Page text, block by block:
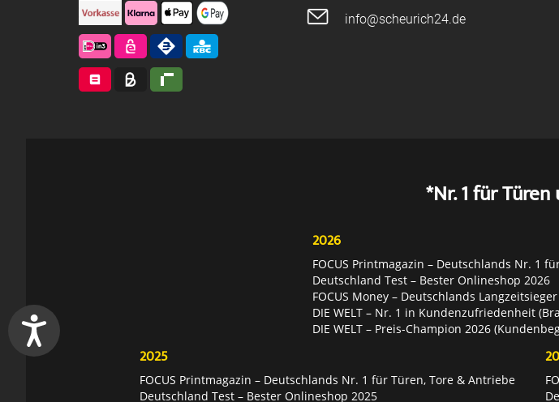
info@scheurich24.de
*Nr. 1 für
2026
FOCUS Printmagazin – Deutschlands Nr. 1
Deutschland Test – Bester Onlineshop 2026
FOCUS Money – Deutschlands
DIE WELT – Nr. 1 in Kundenzufriedenheit
DIE WELT – Preis-Champion 2026
2025
FOCUS Printmagazin – Deutschlands Nr. 1 für Türen, Tore & Antriebe
Deutschland Test – Bester Onlineshop 2025